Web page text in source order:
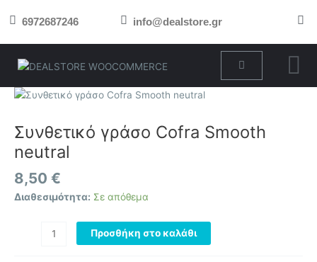
στο 6972687246 info@dealstore.gr
Cart
Συνθετικό γράσο Cofra Smooth
neutral
8,50 €
Διαθεσιμότητα: Σε απόθεμα
Συνθετικό
Cofra
Smooth
neutral
ποσότητα
Προσθήκη στο καλάθι